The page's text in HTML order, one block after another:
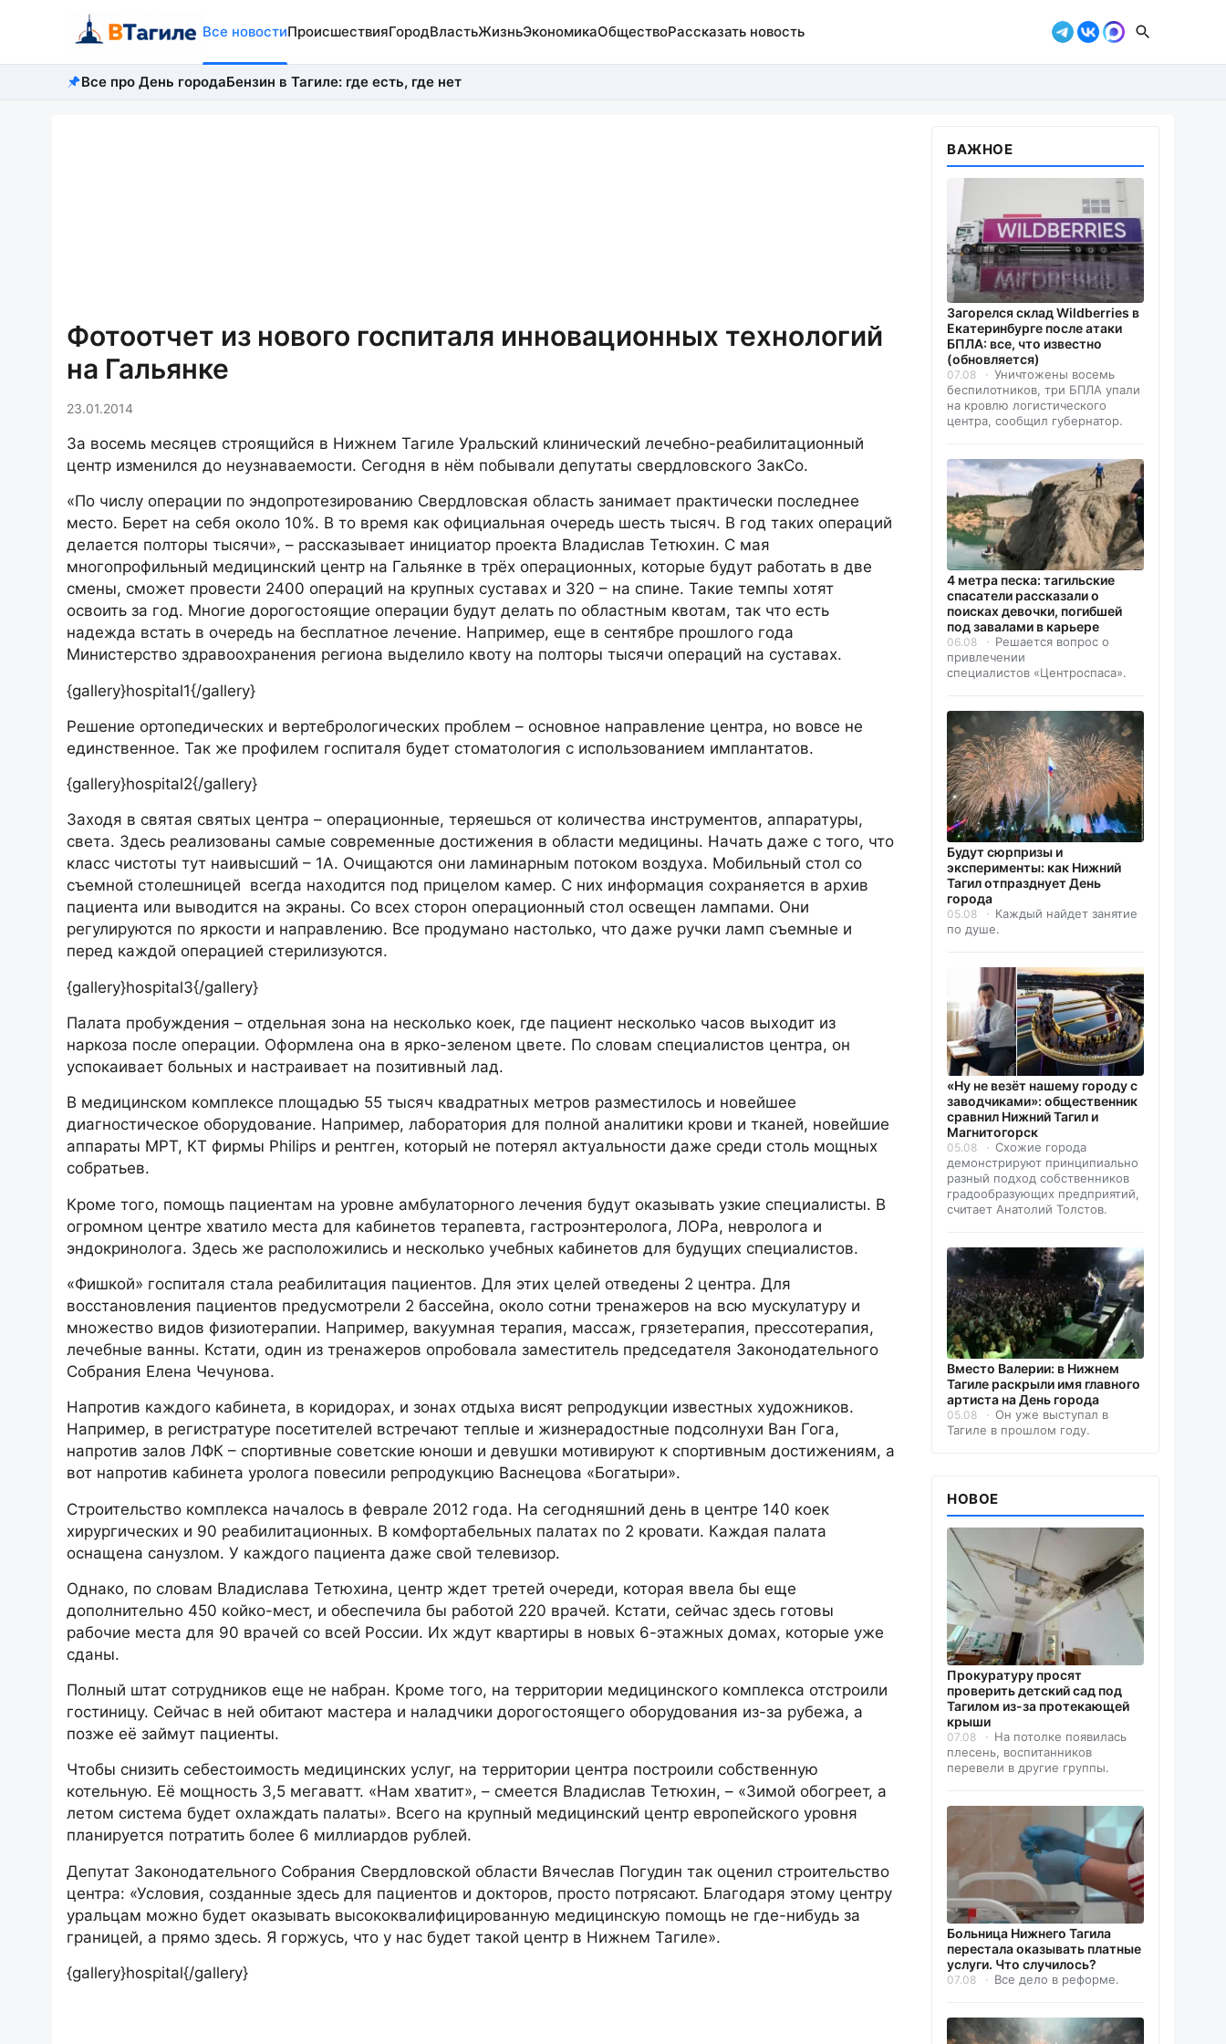
Все новостиПроисшествияГородВластьЖизньЭкономикаОбществоРассказать новость
Все про День городаБензин в Тагиле: где есть, где нет
Фотоотчет из нового госпиталя инновационных технологий
на Гальянке
23.01.2014
За восемь месяцев строящийся в Нижнем Тагиле Уральский клинический лечебно-реабилитационный
центр изменился до неузнаваемости. Сегодня в нём побывали депутаты свердловского ЗакСо.
«По числу операции по эндопротезированию Свердловская область занимает практически последнее
место. Берет на себя около 10%. В то время как официальная очередь шесть тысяч. В год таких операций
делается полторы тысячи», – рассказывает инициатор проекта Владислав Тетюхин. С мая
многопрофильный медицинский центр на Гальянке в трёх операционных, которые будут работать в две
смены, сможет провести 2400 операций на крупных суставах и 320 – на спине. Такие темпы хотят
освоить за год. Многие дорогостоящие операции будут делать по областным квотам, так что есть
надежда встать в очередь на бесплатное лечение. Например, еще в сентябре прошлого года
Министерство здравоохранения региона выделило квоту на полторы тысячи операций на суставах.
{gallery}hospital1{/gallery}
Решение ортопедических и вертебрологических проблем – основное направление центра, но вовсе не
единственное. Так же профилем госпиталя будет стоматология с использованием имплантатов.
{gallery}hospital2{/gallery}
Заходя в святая святых центра – операционные, теряешься от количества инструментов, аппаратуры,
света. Здесь реализованы самые современные достижения в области медицины. Начать даже с того, что
класс чистоты тут наивысший – 1А. Очищаются они ламинарным потоком воздуха. Мобильный стол со
съемной столешницей всегда находится под прицелом камер. С них информация сохраняется в архив
пациента или выводится на экраны. Со всех сторон операционный стол освещен лампами. Они
регулируются по яркости и направлению. Все продумано настолько, что даже ручки ламп съемные и
перед каждой операцией стерилизуются.
{gallery}hospital3{/gallery}
Палата пробуждения – отдельная зона на несколько коек, где пациент несколько часов выходит из
наркоза после операции. Оформлена она в ярко-зеленом цвете. По словам специалистов центра, он
успокаивает больных и настраивает на позитивный лад.
В медицинском комплексе площадью 55 тысяч квадратных метров разместилось и новейшее
диагностическое оборудование. Например, лаборатория для полной аналитики крови и тканей, новейшие
аппараты МРТ, КТ фирмы Philips и рентген, который не потерял актуальности даже среди столь мощных
собратьев.
Кроме того, помощь пациентам на уровне амбулаторного лечения будут оказывать узкие специалисты. В
огромном центре хватило места для кабинетов терапевта, гастроэнтеролога, ЛОРа, невролога и
эндокринолога. Здесь же расположились и несколько учебных кабинетов для будущих специалистов.
«Фишкой» госпиталя стала реабилитация пациентов. Для этих целей отведены 2 центра. Для
восстановления пациентов предусмотрели 2 бассейна, около сотни тренажеров на всю мускулатуру и
множество видов физиотерапии. Например, вакуумная терапия, массаж, грязетерапия, прессотерапия,
лечебные ванны. Кстати, один из тренажеров опробовала заместитель председателя Законодательного
Собрания Елена Чечунова.
Напротив каждого кабинета, в коридорах, и зонах отдыха висят репродукции известных художников.
Например, в регистратуре посетителей встречают теплые и жизнерадостные подсолнухи Ван Гога,
напротив залов ЛФК – спортивные советские юноши и девушки мотивируют к спортивным достижениям, а
вот напротив кабинета уролога повесили репродукцию Васнецова «Богатыри».
Строительство комплекса началось в феврале 2012 года. На сегодняшний день в центре 140 коек
хирургических и 90 реабилитационных. В комфортабельных палатах по 2 кровати. Каждая палата
оснащена санузлом. У каждого пациента даже свой телевизор.
Однако, по словам Владислава Тетюхина, центр ждет третей очереди, которая ввела бы еще
дополнительно 450 койко-мест, и обеспечила бы работой 220 врачей. Кстати, сейчас здесь готовы
рабочие места для 90 врачей со всей России. Их ждут квартиры в новых 6-этажных домах, которые уже
сданы.
Полный штат сотрудников еще не набран. Кроме того, на территории медицинского комплекса отстроили
гостиницу. Сейчас в ней обитают мастера и наладчики дорогостоящего оборудования из-за рубежа, а
позже её займут пациенты.
Чтобы снизить себестоимость медицинских услуг, на территории центра построили собственную
котельную. Её мощность 3,5 мегаватт. «Нам хватит», – смеется Владислав Тетюхин, – «Зимой обогреет, а
летом система будет охлаждать палаты». Всего на крупный медицинский центр европейского уровня
планируется потратить более 6 миллиардов рублей.
Депутат Законодательного Собрания Свердловской области Вячеслав Погудин так оценил строительство
центра: «Условия, созданные здесь для пациентов и докторов, просто потрясают. Благодаря этому центру
уральцам можно будет оказывать высококвалифицированную медицинскую помощь не где-нибудь за
границей, а прямо здесь. Я горжусь, что у нас будет такой центр в Нижнем Тагиле».
{gallery}hospital{/gallery}
ВАЖНОЕ
Загорелся склад Wildberries в
Екатеринбурге после атаки
БПЛА: все, что известно
(обновляется)
07.08
Уничтожены восемь
беспилотников, три БПЛА упали
на кровлю логистического
центра, сообщил губернатор.
4 метра песка: тагильские
спасатели рассказали о
поисках девочки, погибшей
под завалами в карьере
06.08
Решается вопрос о
привлечении
специалистов «Центроспаса».
Будут сюрпризы и
эксперименты: как Нижний
Тагил отпразднует День
города
05.08
Каждый найдет занятие
по душе.
«Ну не везёт нашему городу с
заводчиками»: общественник
сравнил Нижний Тагил и
Магнитогорск
05.08
Схожие города
демонстрируют принципиально
разный подход собственников
градообразующих предприятий,
считает Анатолий Толстов.
Вместо Валерии: в Нижнем
Тагиле раскрыли имя главного
артиста на День города
05.08
Он уже выступал в
Тагиле в прошлом году.
НОВОЕ
Прокуратуру просят
проверить детский сад под
Тагилом из-за протекающей
крыши
07.08
На потолке появилась
плесень, воспитанников
перевели в другие группы.
Больница Нижнего Тагила
перестала оказывать платные
услуги. Что случилось?
07.08 Все дело в реформе.